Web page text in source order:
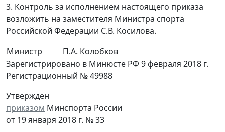
3. Контроль за исполнением настоящего приказа
возложить на заместителя Министра спорта
Российской Федерации С.В. Косилова.
Министр
П.А. Колобков
Зарегистрировано в Минюсте РФ 9 февраля 2018 г.
Регистрационный № 49988
Утвержден
приказом Минспорта России
от 19 января 2018 г. № 33